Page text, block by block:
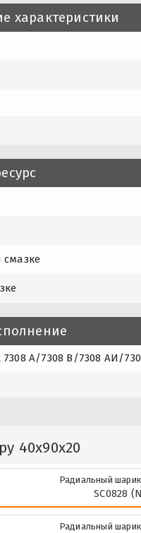
характеристики
А/7308 В/7308 АИ/
40x90x20
Радиальный
SC0828
Радиальный